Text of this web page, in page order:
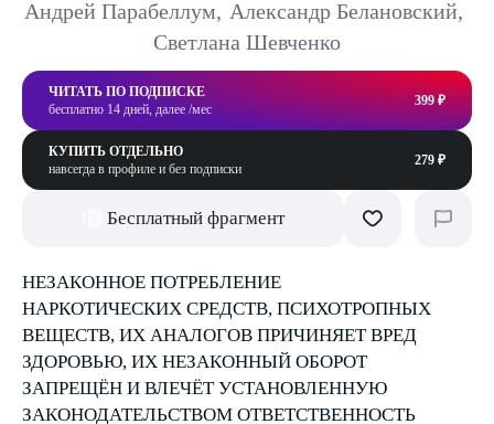
Андрей Парабеллум, Александр Белановский,
Светлана Шевченко
ЧИТАТЬ ПО ПОДПИСКЕ
бесплатно 14 дней, далее /мес
399 ₽
КУПИТЬ ОТДЕЛЬНО
навсегда в профиле и без подписки
279 ₽
Бесплатный фрагмент
НЕЗАКОННОЕ ПОТРЕБЛЕНИЕ
НАРКОТИЧЕСКИХ СРЕДСТВ, ПСИХОТРОПНЫХ
ВЕЩЕСТВ, ИХ АНАЛОГОВ ПРИЧИНЯЕТ ВРЕД
ЗДОРОВЬЮ, ИХ НЕЗАКОННЫЙ ОБОРОТ
ЗАПРЕЩЁН И ВЛЕЧЁТ УСТАНОВЛЕННУЮ
ЗАКОНОДАТЕЛЬСТВОМ ОТВЕТСТВЕННОСТЬ